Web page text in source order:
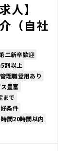
人】
（自社
二新卒歓迎
割以上
理職登用あり
豊富
まで
条件
間20時間以内